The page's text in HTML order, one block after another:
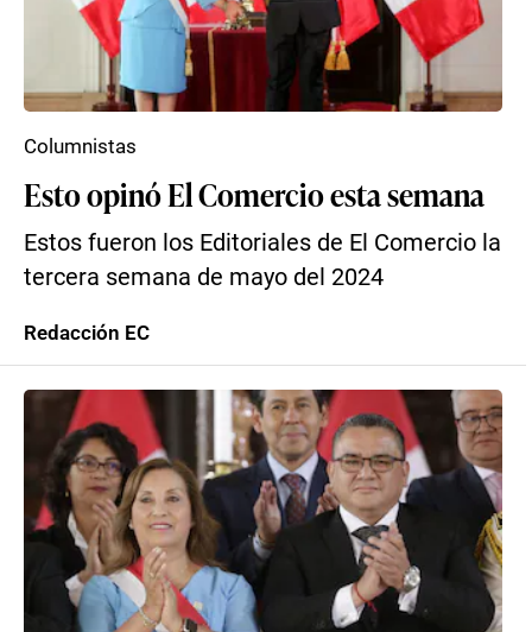
Esto opinó El Comercio esta semana
Estos fueron los Editoriales de El Comercio la
tercera semana de mayo del 2024
Columnistas
Redacción EC